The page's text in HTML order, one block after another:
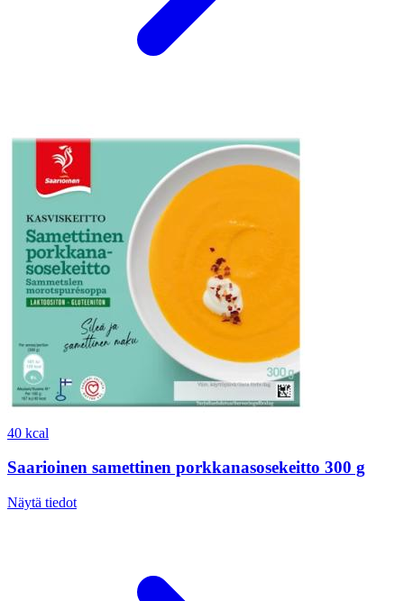
40 kcal
Saarioinen samettinen porkkanasosekeitto 300 g
Näytä tiedot